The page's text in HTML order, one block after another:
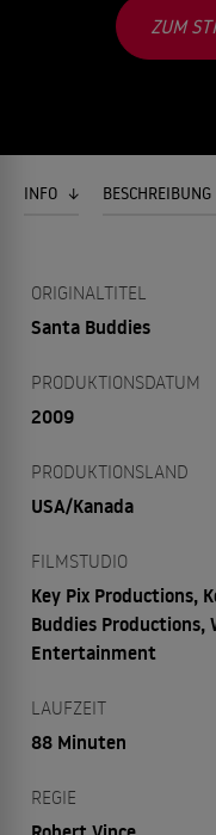
ZUM
INFO BESCHREIBUNG
ORIGINALTITEL
Santa Buddies
PRODUKTIONSDATUM
2009
PRODUKTIONSLAND
USA/Kanada
FILMSTUDIO
Key Pix Productions,
Buddies Productions,
Entertainment
LAUFZEIT
88 Minuten
REGIE